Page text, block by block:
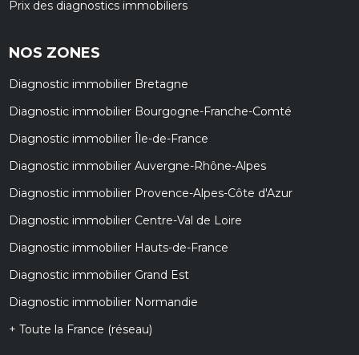
Prix des diagnostics immobiliers
NOS ZONES
Diagnostic immobilier Bretagne
Diagnostic immobilier Bourgogne-Franche-Comté
Diagnostic immobilier Île-de-France
Diagnostic immobilier Auvergne-Rhône-Alpes
Diagnostic immobilier Provence-Alpes-Côte d'Azur
Diagnostic immobilier Centre-Val de Loire
Diagnostic immobilier Hauts-de-France
Diagnostic immobilier Grand Est
Diagnostic immobilier Normandie
+ Toute la France (réseau)